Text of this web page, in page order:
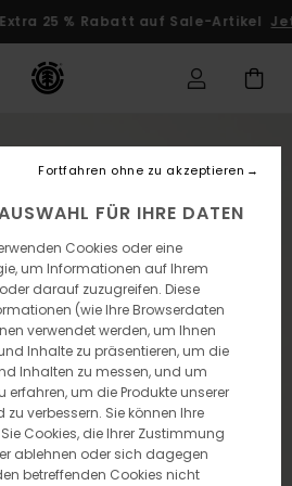
25 % Rabatt auf Sale-Artikel Jetzt
FÜR IHRE DATEN
Cookies oder eine
um Informationen auf Ihrem
darauf zuzugreifen. Diese
(wie Ihre Browserdaten
verwendet werden, um Ihnen
Inhalte zu präsentieren, um die
Inhalten zu messen, und um
erfahren, um die Produkte unserer
verbessern. Sie können Ihre
Cookies, die Ihrer Zustimmung
ablehnen oder sich dagegen
betreffenden Cookies nicht
Fortfahren ohne zu akzeptieren